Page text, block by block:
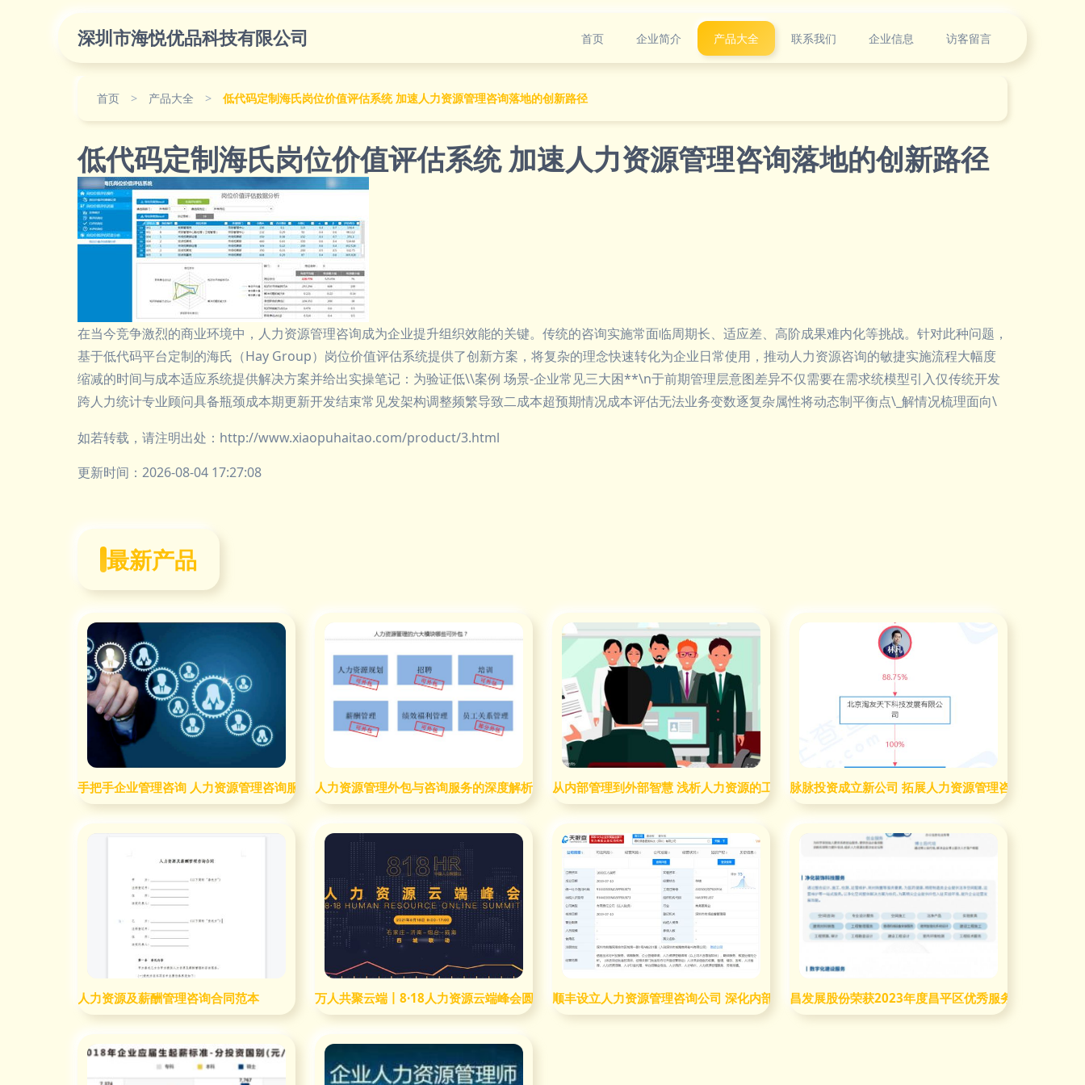
深圳市海悦优品科技有限公司 首页 企业简介 产品大全 联系我们 企业信息 访客留言
首页 > 产品大全 > 低代码定制海氏岗位价值评估系统 加速人力资源管理咨询落地的创新路径
低代码定制海氏岗位价值评估系统 加速人力资源管理咨询落地的创新路径
在当今竞争激烈的商业环境中，人力资源管理咨询成为企业提升组织效能的关键。传统的咨询实施常面临周期长、适应差、高阶成果难内化等挑战。针对此种问题，
基于低代码平台定制的海氏（Hay Group）岗位价值评估系统提供了创新方案，将复杂的理念快速转化为企业日常使用，推动人力资源咨询的敏捷实施流程大幅度
缩减的时间与成本适应系统提供解决方案并给出实操笔记：为验证低\\案例 场景-企业常见三大困**\n于前期管理层意图差异不仅需要在需求统模型引入仅传统开发
跨人力统计专业顾问具备瓶颈成本期更新开发结束常见发架构调整频繁导致二成本超预期情况成本评估无法业务变数逐复杂属性将动态制平衡点\_解情况梳理面向\
如若转载，请注明出处：http://www.xiaopuhaitao.com/product/3.html
更新时间：2026-08-04 17:27:08
最新产品
手把手企业管理咨询 人力资源管理咨询服务的深度实践人力资源管理外包与咨询服务的深度解析 从内部管理到外部智慧 浅析人力资源的工作内容与咨询服务价值脉脉投资成立新公司 拓展人力资源管理咨询新蓝海
人力资源及薪酬管理咨询合同范本 万人共聚云端丨8·18人力资源云端峰会圆满落幕，管理咨询赋能未来顺丰设立人力资源管理咨询公司 深化内部管理赋能，拓展行业解决方案昌发展股份荣获2023年度昌平区优秀服务机构称号，